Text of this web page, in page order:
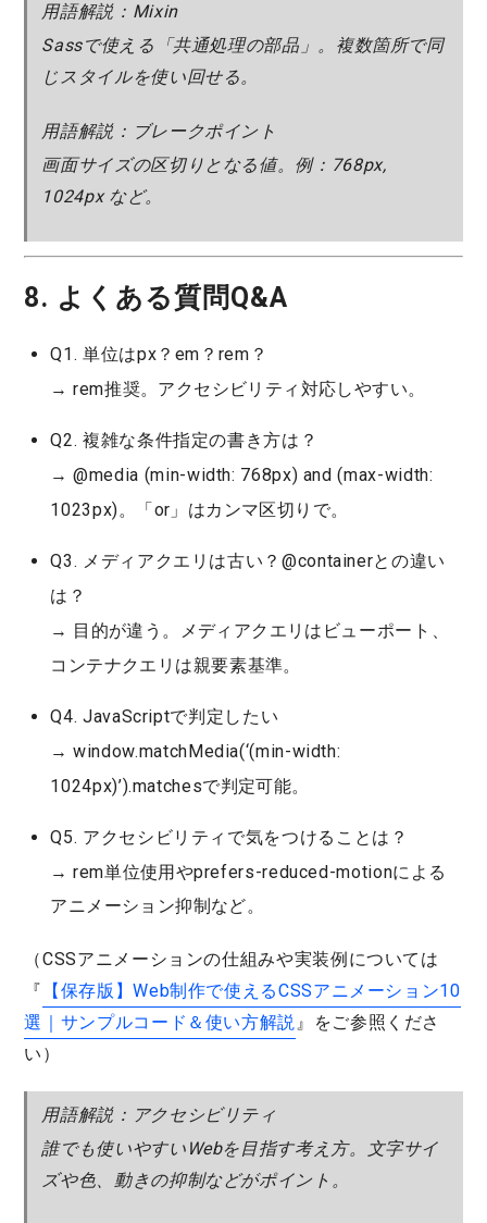
用語解説：Mixin
Sassで使える「共通処理の部品」。複数箇所で同
じスタイルを使い回せる。
用語解説：ブレークポイント
画面サイズの区切りとなる値。例：768px,
1024px など。
8. よくある質問Q&A
Q1. 単位はpx？em？rem？
→rem推奨。アクセシビリティ対応しやすい。
Q2. 複雑な条件指定の書き方は？
→@media (min-width: 768px) and (max-width:
1023px)。「or」はカンマ区切りで。
Q3. メディアクエリは古い？@containerとの違い
は？
→ 目的が違う。メディアクエリは ビューポート 、
コンテナクエリは親要素基準。
Q4. JavaScriptで判定したい
→window.matchMedia(‘(min-width:
1024px)’).matchesで判定可能。
Q5. アクセシビリティで気をつけることは？
→rem単位使用やprefers-reduced-motionによる
アニメーション抑制など。
（CSSアニメーションの仕組みや実装例については
『
【保存版】Web制作で使えるCSSアニメーション10
選｜サンプルコード＆使い方解説』をご参照くださ
い）
用語解説：アクセシビリティ
誰でも使いやすいWebを目指す考え方。文字サイ
ズや色、動きの抑制などがポイント。